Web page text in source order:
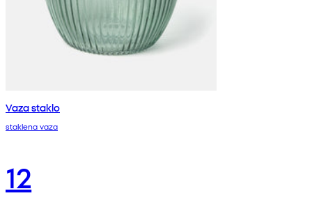
Vaza staklo
staklena vaza
12